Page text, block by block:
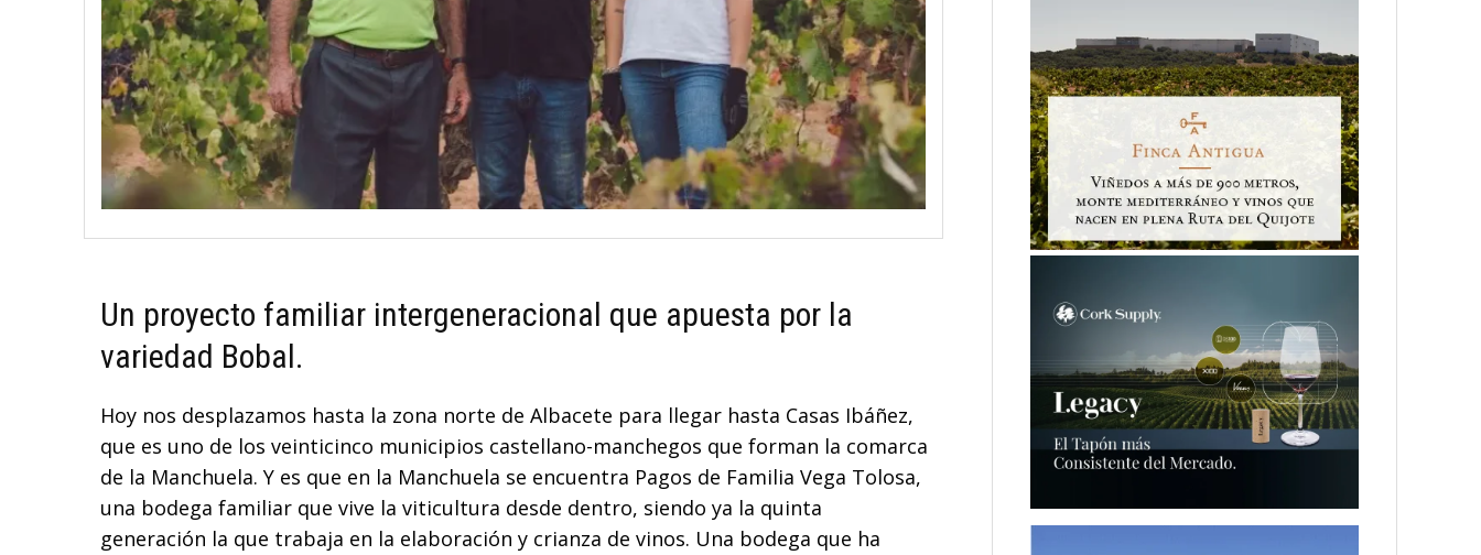
Un proyecto familiar intergeneracional que apuesta por la
variedad Bobal.
Hoy nos desplazamos hasta la zona norte de Albacete para llegar hasta Casas Ibáñez,
que es uno de los veinticinco municipios castellano-manchegos que forman la comarca
de la Manchuela. Y es que en la Manchuela se encuentra Pagos de Familia Vega Tolosa,
una bodega familiar que vive la viticultura desde dentro, siendo ya la quinta
generación la que trabaja en la elaboración y crianza de vinos. Una bodega que ha